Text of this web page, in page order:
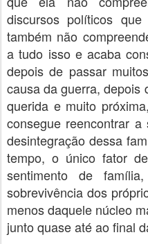
discursos políticos
também não
a tudo isso e acaba
depois de passar
causa da guerra, depois
querida e muito
consegue reencontrar
desintegração dessa
tempo, o único fator
sentimento de
sobrevivência dos
menos daquele núcleo
junto quase até ao final